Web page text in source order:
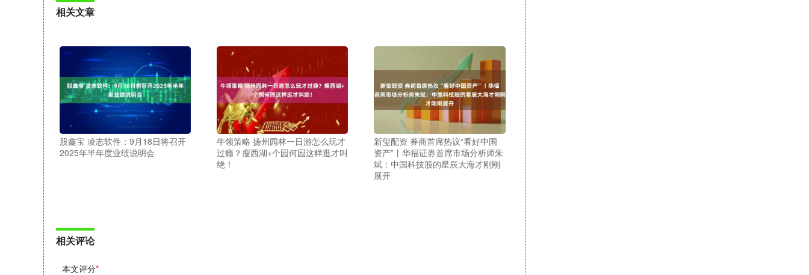
相关文章
股鑫宝 凌志软件：9月18日将召开
2025年半年度业绩说明会
牛领策略 扬州园林一日游怎么玩才
过瘾？瘦西湖+个园何园这样逛才叫
绝！
新玺配资 券商首席热议“看好中国
资产”丨华福证券首席市场分析师朱
斌：中国科技股的星辰大海才刚刚
展开
相关评论
本文评分*